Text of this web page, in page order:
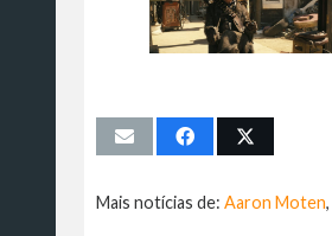
Mais notícias de: Aaron Moten,